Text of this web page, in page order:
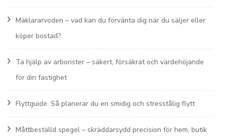
Mäklararvoden – vad kan du förvänta dig när du säljer eller
köper bostad?
Ta hjälp av arborister – säkert, försäkrat och värdehöjande
för din fastighet
Flyttguide: Så planerar du en smidig och stresstålig flytt
Måttbeställd spegel – skräddarsydd precision för hem, butik